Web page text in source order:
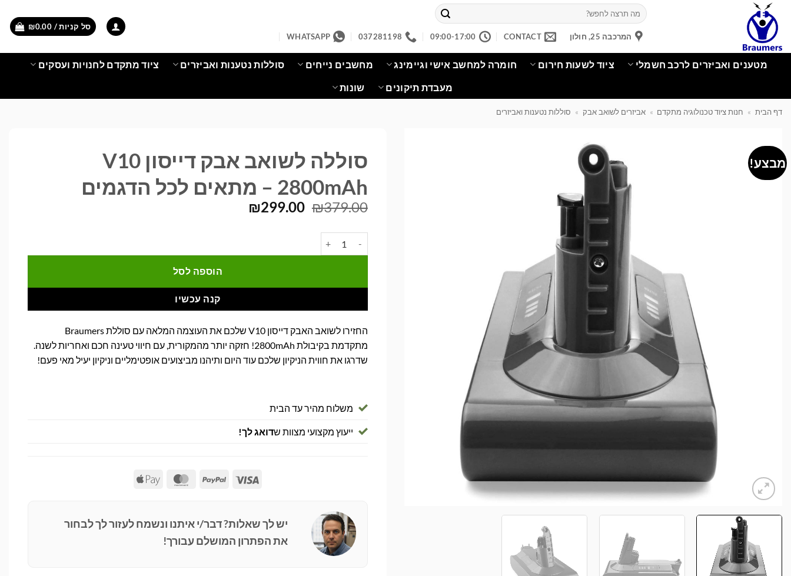
content
חיפוש
עבור:
המרכבה 25, חולון CONTACT
09:00-17:00
037281198
WHATSAPP
סל קניות / ₪0.00
מטענים ואביזרים לרכב חשמלי ציוד לשעות חירום חומרה למחשב אישי וגיימינג מחשבים נייחים סוללות נטענות ואביזרים ציוד מתקדם לחנויות ועסקים
מעבדת תיקונים שונות
דף הבית » חנות ציוד טכנולוגיה מתקדם » אביזרים לשואב אבק » סוללות נטענות ואביזרים
מבצע!
סוללה לשואב אבק דייסון V10
2800mAh – מתאים לכל הדגמים
₪379.00
המחיר ₪299.00
הוספה לסל
קנה עכשיו
החזירו לשואב האבק דייסון V10 שלכם את העוצמה המלאה עם סוללת Braumers
מתקדמת בקיבולת 2800mAh! חזקה יותר מהמקורית, עם חיווי טעינה חכם ואחריות לשנה.
שדרגו את חווית הניקיון שלכם עוד היום ותיהנו מביצועים אופטימליים וניקיון יעיל מאי פעם!
משלוח מהיר עד הבית
ייעוץ מקצועי מצוות שדואג לך!
Visa
PayPal
MasterCard
Apple
יש לך שאלות? דבר/י איתנו ונשמח לעזור לך לבחור
את הפתרון המושלם עבורך!